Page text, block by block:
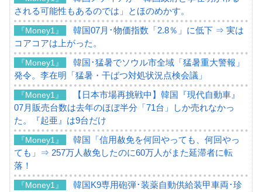
される可能性もあるのでは」とほのめかす。
『Money1』
韓国07月･物価指数「2.8％」に低下 ⇒ 実は
コアコアは上がった。
『Money1』
韓国･猛暑でソウル市全域「猛暑重大警報」
発令。李在明「猛暑・干ばつ対処状況点検会議」
『Money1』
【日本市場再挑戦中】韓国『現代自動車』
07月販売台数は去年のほぼ半分「71台」しか売れなかっ
た。『起亜』は9台だけ
『Money1』
韓国「信用赦免を何回やっても、何回やっ
ても」⇒ 257万人赦免したのに60万人がまた延滞者に転
落！
『Money1』
韓国K9専用砲弾･装薬自動供給装甲車両･珍